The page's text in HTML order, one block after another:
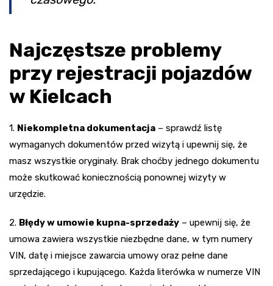
Najczęstsze problemy
przy rejestracji pojazdów
w Kielcach
1. Niekompletna dokumentacja – sprawdź listę
wymaganych dokumentów przed wizytą i upewnij się, że
masz wszystkie oryginały. Brak choćby jednego dokumentu
może skutkować koniecznością ponownej wizyty w
urzędzie.
2. Błędy w umowie kupna-sprzedaży – upewnij się, że
umowa zawiera wszystkie niezbędne dane, w tym numery
VIN, datę i miejsce zawarcia umowy oraz pełne dane
sprzedającego i kupującego. Każda literówka w numerze VIN